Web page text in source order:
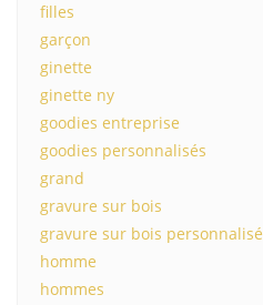
filles
garçon
ginette
ginette ny
goodies entreprise
goodies personnalisés
grand
gravure sur bois
gravure sur bois personnalisé
homme
hommes